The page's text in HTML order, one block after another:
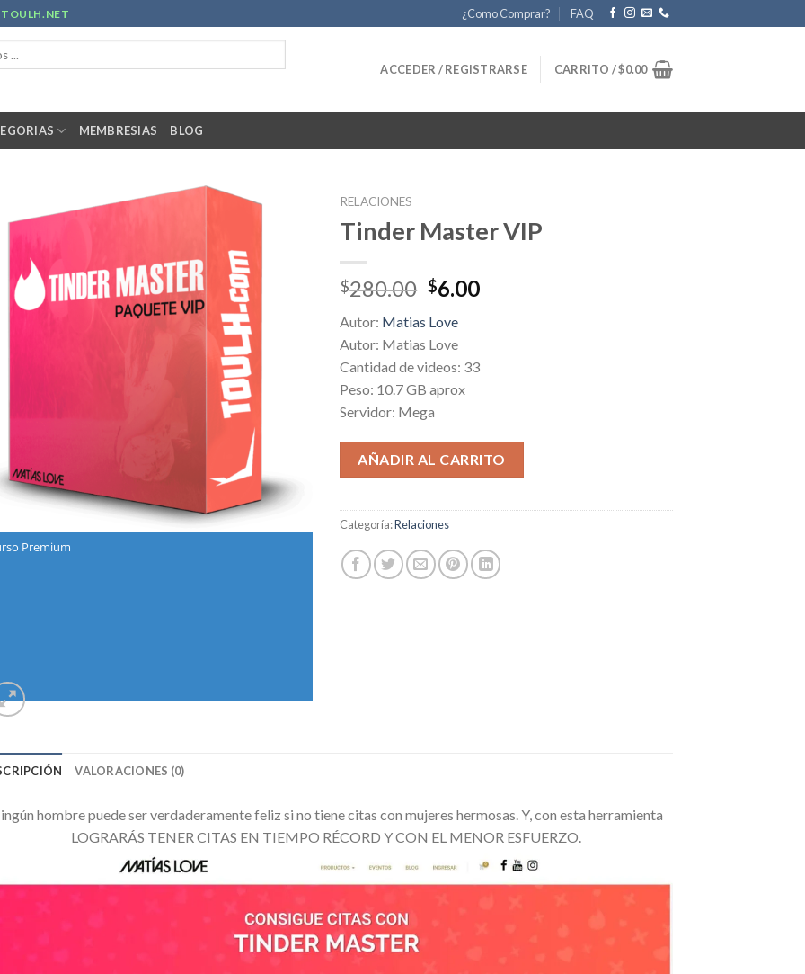
TOULH.NET ¿Como Comprar? FAQ
ACCEDER / REGISTRARSE CARRITO /$0.00
MEMBRESIAS BLOG
Premium
RELACIONES
Tinder Master VIP
$280.00 Original
was:
$280.00.
$6.00Current
Autor: Matias Love
Autor: Matias Love
Cantidad de videos: 33
Peso: 10.7 GB aprox
Servidor: Mega
AÑADIR AL CARRITO
Categoría:Relaciones
VALORACIONES (0)
hombre puede ser verdaderamente feliz si no tiene citas con mujeres hermosas. Y, con esta herramienta
LOGRARÁS TENER CITAS EN TIEMPO RÉCORD Y CON EL MENOR ESFUERZO.